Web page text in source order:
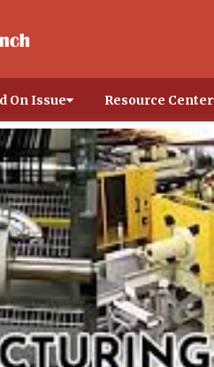
On Issue Resource Center